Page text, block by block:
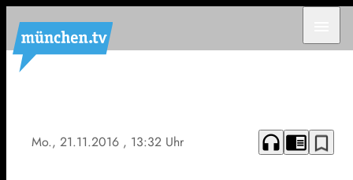
Mo., 21.11.2016 , 13:32 Uhr headphones chrome_reader_mode bookmark_border